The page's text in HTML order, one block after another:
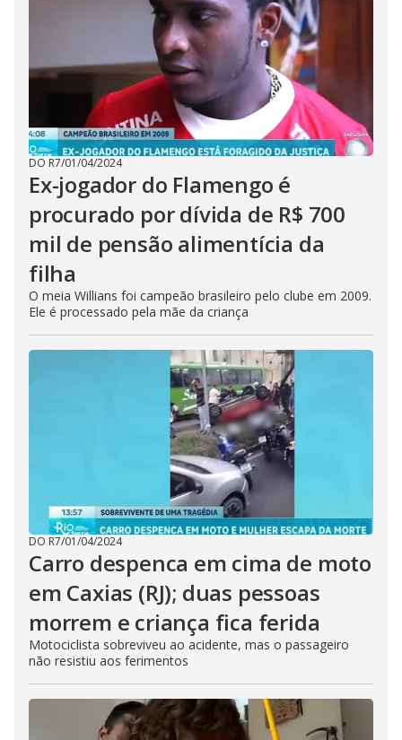
DO R7/01/04/2024
Ex-jogador do Flamengo é
procurado por dívida de R$ 700
mil de pensão alimentícia da
filha
O meia Willians foi campeão brasileiro pelo clube em 2009.
Ele é processado pela mãe da criança
DO R7/01/04/2024
Carro despenca em cima de moto
em Caxias (RJ); duas pessoas
morrem e criança fica ferida
Motociclista sobreviveu ao acidente, mas o passageiro
não resistiu aos ferimentos